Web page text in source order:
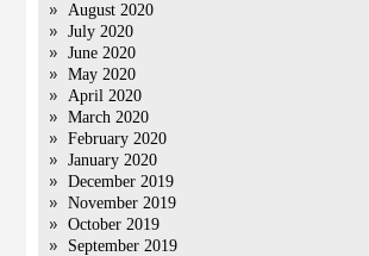
August 2020
July 2020
June 2020
May 2020
April 2020
March 2020
February 2020
January 2020
December 2019
November 2019
October 2019
September 2019